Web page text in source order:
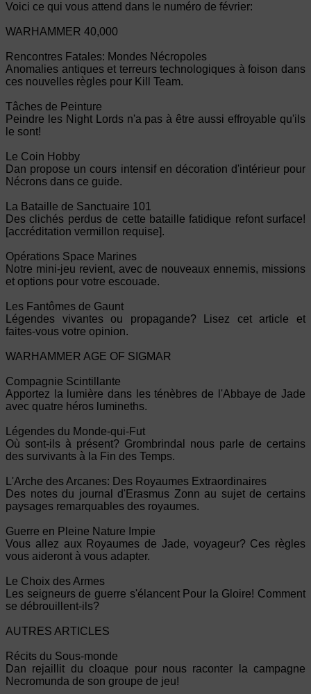
Voici ce qui vous attend dans le numéro de février:
WARHAMMER 40,000
Rencontres Fatales: Mondes Nécropoles
Anomalies antiques et terreurs technologiques à foison dans
ces nouvelles règles pour Kill Team.
Tâches de Peinture
Peindre les Night Lords n'a pas à être aussi effroyable qu'ils
le sont!
Le Coin Hobby
Dan propose un cours intensif en décoration d'intérieur pour
Nécrons dans ce guide.
La Bataille de Sanctuaire 101
Des clichés perdus de cette bataille fatidique refont surface!
[accréditation vermillon requise].
Opérations Space Marines
Notre mini-jeu revient, avec de nouveaux ennemis, missions
et options pour votre escouade.
Les Fantômes de Gaunt
Légendes vivantes ou propagande? Lisez cet article et
faites-vous votre opinion.
WARHAMMER AGE OF SIGMAR
Compagnie Scintillante
Apportez la lumière dans les ténèbres de l'Abbaye de Jade
avec quatre héros lumineths.
Légendes du Monde-qui-Fut
Où sont-ils à présent? Grombrindal nous parle de certains
des survivants à la Fin des Temps.
L'Arche des Arcanes: Des Royaumes Extraordinaires
Des notes du journal d'Erasmus Zonn au sujet de certains
paysages remarquables des royaumes.
Guerre en Pleine Nature Impie
Vous allez aux Royaumes de Jade, voyageur? Ces règles
vous aideront à vous adapter.
Le Choix des Armes
Les seigneurs de guerre s'élancent Pour la Gloire! Comment
se débrouillent-ils?
AUTRES ARTICLES
Récits du Sous-monde
Dan rejaillit du cloaque pour nous raconter la campagne
Necromunda de son groupe de jeu!